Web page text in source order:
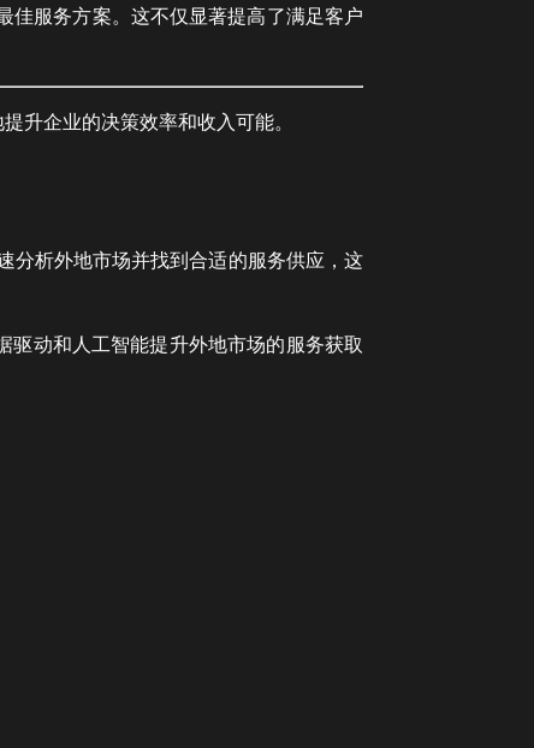
佳服务方案。这不仅显著提高了满足客户
升企业的决策效率和收入可能。
分析外地市场并找到合适的服务供应，这
驱动和人工智能提升外地市场的服务获取